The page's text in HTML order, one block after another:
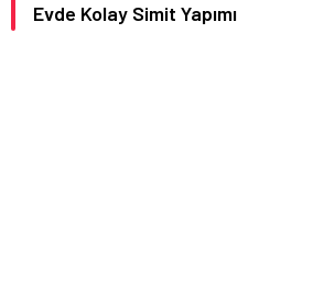
Evde Kolay Simit Yapımı